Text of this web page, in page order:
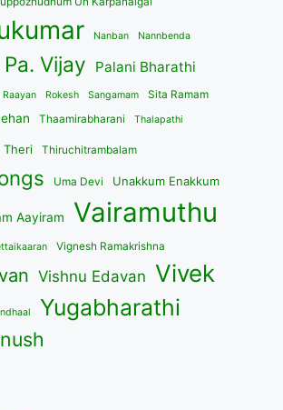
Nanban Nannbenda
Pa. Vijay Palani Bharathi
Raayan Rokesh Sangamam
Sita Ramam
Thaamirabharani Thalapathi
Theri Thiruchitrambalam
Uma Devi Unakkum Enakkum
Aayiram Vairamuthu
Vignesh Ramakrishna
Vishnu Edavan Vivek
Yugabharathi